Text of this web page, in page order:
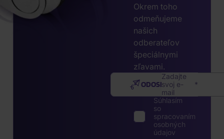
Okrem toho
odmeňujeme
našich
odberateľov
špeciálnymi
zľavami.
Zadajte
svoj e-
mail
ODOSLAŤ
Súhlasím
so
spracovaním
osobných
údajov